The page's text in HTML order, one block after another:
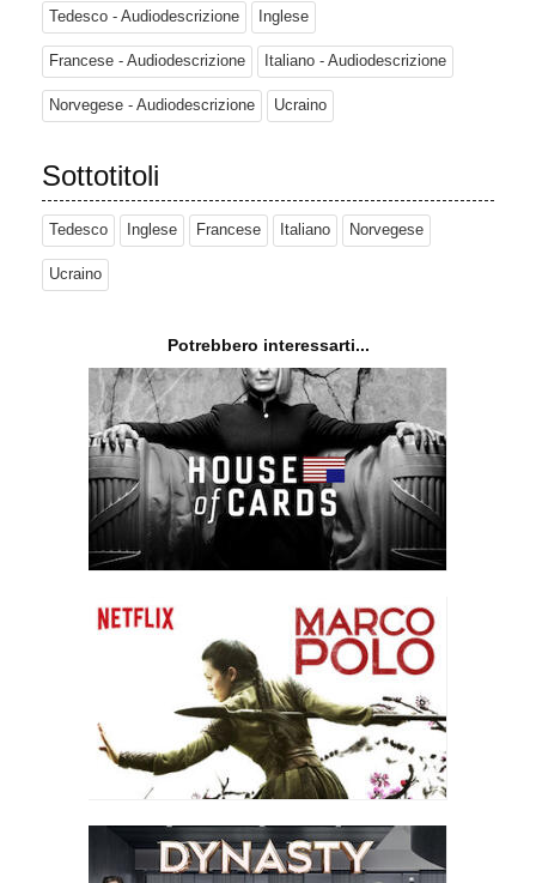
Tedesco - Audiodescrizione Inglese
Francese - Audiodescrizione Italiano - Audiodescrizione
Norvegese - Audiodescrizione Ucraino
Sottotitoli
Tedesco Inglese Francese Italiano Norvegese
Ucraino
Potrebbero interessarti...